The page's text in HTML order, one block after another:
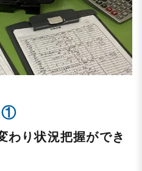
①
わり状況把握ができ